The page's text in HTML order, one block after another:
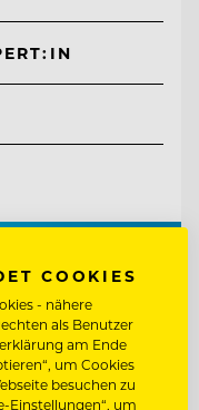
COOKIES
- nähere
als Benutzer
am Ende
um Cookies
besuchen zu
Einstellungen“, um